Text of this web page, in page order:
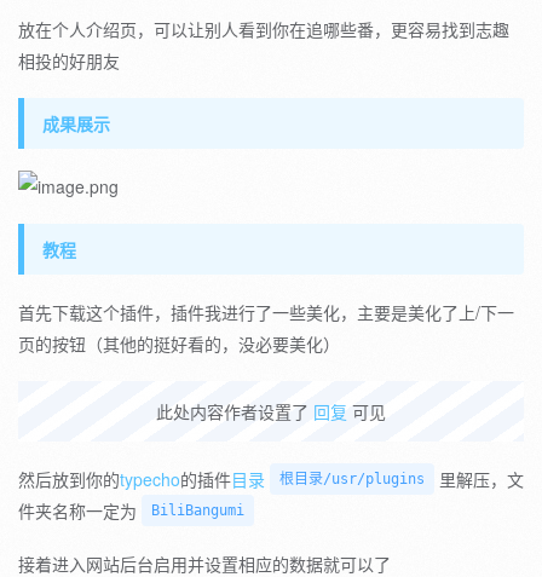
放在个人介绍页，可以让别人看到你在追哪些番，更容易找到志趣
相投的好朋友
成果展示
教程
首先下载这个插件，插件我进行了一些美化，主要是美化了上/下一
页的按钮（其他的挺好看的，没必要美化）
此处内容作者设置了 回复 可见
然后放到你的typecho的插件目录 根目录/usr/plugins
里解压，文
件夹名称一定为
BiliBangumi
接着进入网站后台启用并设置相应的数据就可以了